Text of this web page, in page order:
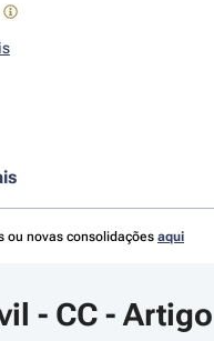
ou novas consolidações aqui
- CC - Artigo